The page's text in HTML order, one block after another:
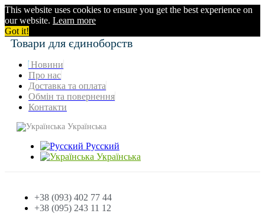
This website uses cookies to ensure you get the best experience on
our website. Learn more
Got it!
Товари для єдиноборств
Новини
Про нас
Доставка та оплата
Обмін та повернення
Контакти
Українська
Русский
Українська
+38 (093) 402 77 44
+38 (095) 243 11 12